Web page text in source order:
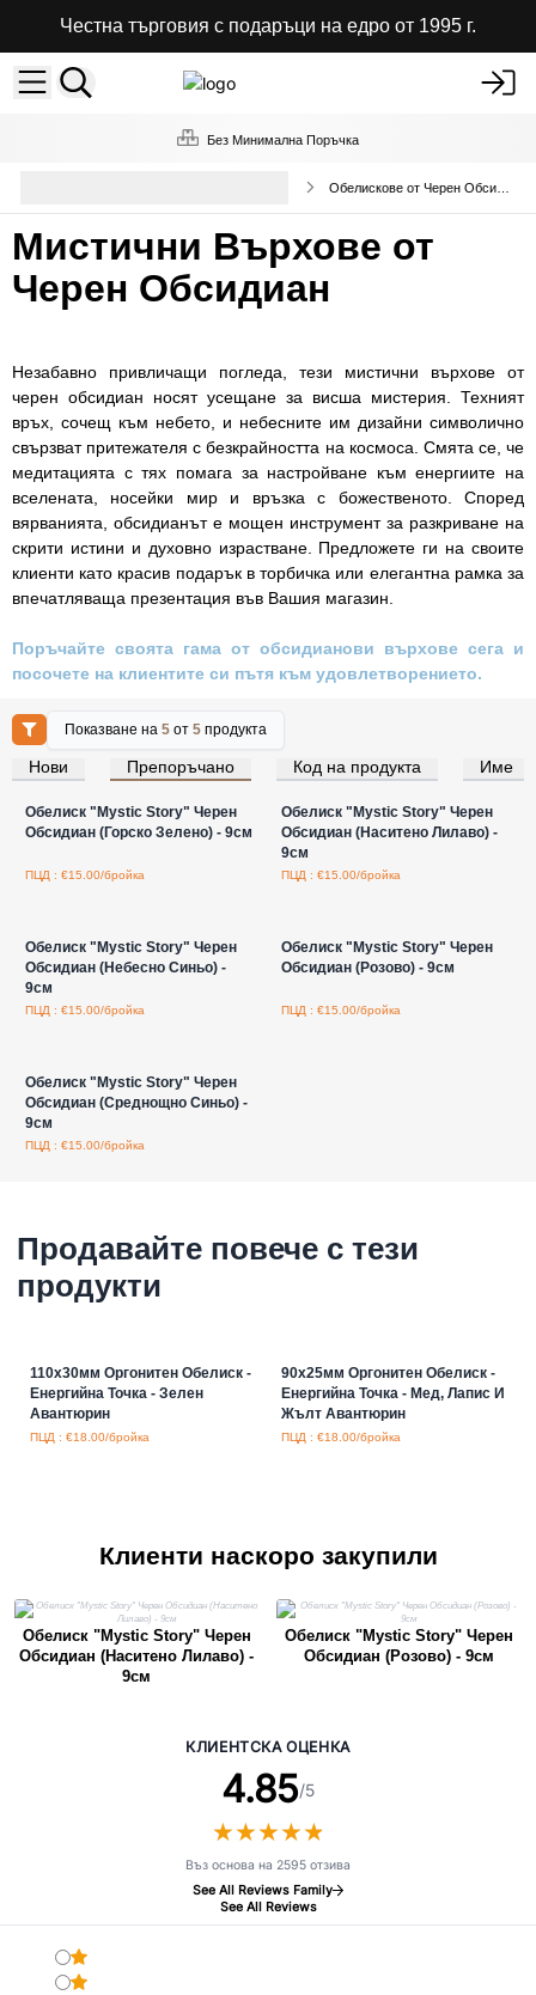
Честна търговия с подаръци на едро от 1995 г.
Без Минимална Поръчка
Мистични Върхове от
Черен Обсидиан
Незабавно привличащи погледа, тези мистични върхове от
черен обсидиан носят усещане за висша мистерия. Техният
връх, сочещ към небето, и небесните им дизайни символично
свързват притежателя с безкрайността на космоса. Смята се, че
медитацията с тях помага за настройване към енергиите на
вселената, носейки мир и връзка с божественото. Според
вярванията, обсидианът е мощен инструмент за разкриване на
скрити истини и духовно израстване. Предложете ги на своите
клиенти като красив подарък в торбичка или елегантна рамка за
впечатляваща презентация във Вашия магазин.
Поръчайте своята гама от обсидианови върхове сега и
посочете на клиентите си пътя към удовлетворението.
Показване на5 от5 продукта
Нови Препоръчано Код на продукта Име
Влезте за цени на едро
Обелиск "Mystic Story" Черен
Обсидиан (Горско Зелено) - 9см
ПЦД : €15.00/бройка
Влезте за цени на едро
Обелиск "Mystic Story" Черен
Обсидиан (Наситено Лилаво) -
9см
ПЦД : €15.00/бройка
Обелиск "Mystic Story" Черен
Обсидиан (Небесно Синьо) -
9см
ПЦД : €15.00/бройка
Обелиск "Mystic Story" Черен
Обсидиан (Розово) - 9см
ПЦД : €15.00/бройка
Обелиск "Mystic Story" Черен
Обсидиан (Среднощно Синьо) -
9см
ПЦД : €15.00/бройка
Продавайте повече с тези
продукти
110x30мм Оргонитен Обелиск -
Енергийна Точка - Зелен
Авантюрин
ПЦД : €18.00/бройка
90x25мм Оргонитен Обелиск -
Енергийна Точка - Мед, Лапис И
Жълт Авантюрин
ПЦД : €18.00/бройка
Клиенти наскоро закупили
Обелиск "Mystic Story" Черен
Обсидиан (Наситено Лилаво) -
9см
Обелиск "Mystic Story" Черен
Обсидиан (Розово) - 9см
КЛИЕНТСКА ОЦЕНКА
4.85/5
★★★★★
★★★★★
Въз основа на 2595 отзива
See All Reviews Family
See All Reviews